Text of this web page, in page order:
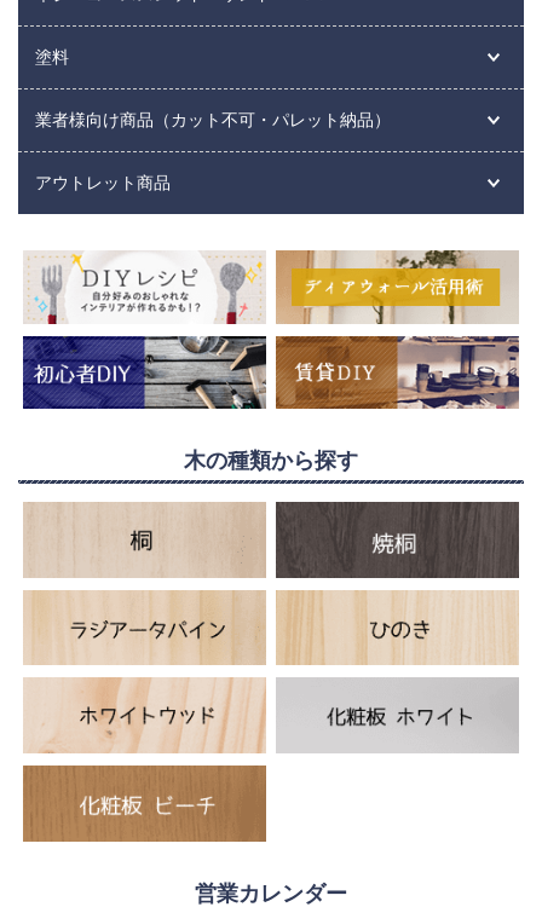
塗料
業者様向け商品（カット不可・パレット納品）
アウトレット商品
木の種類から探す
営業カレンダー